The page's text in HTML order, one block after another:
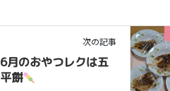
次の記事
6月のおやつレクは五
平餅